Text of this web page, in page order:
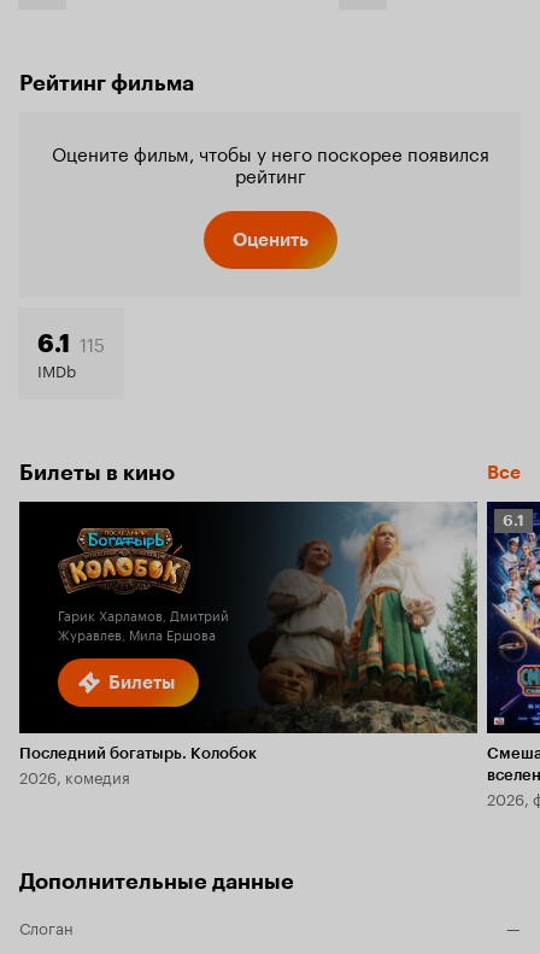
Рейтинг фильма
Оцените фильм, чтобы у него поскорее появился
рейтинг
Оценить
6.1 115
IMDb
Билеты в кино Все
Билеты
Гарик Харламов, Дмитрий
Журавлев, Мила Ершова
Последний богатырь. Колобок
2026, комедия
6.1
6.1
2026,
Дополнительные данные
Слоган
—